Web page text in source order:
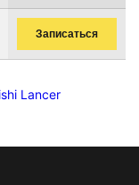
Записаться
Lancer